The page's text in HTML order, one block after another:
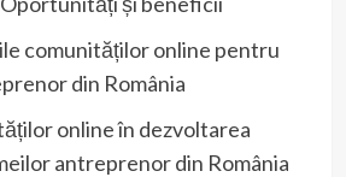
comunităților online pentru
din România
online în dezvoltarea
antreprenor din România